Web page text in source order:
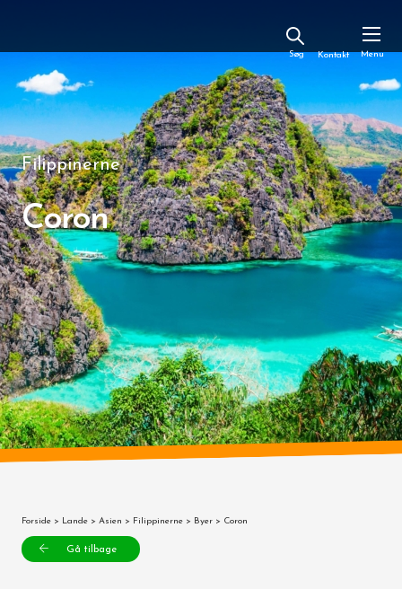
Kontakt
Filippinerne
Coron
Forside > Lande > Asien > Filippinerne > Byer > Coron
Gå tilbage